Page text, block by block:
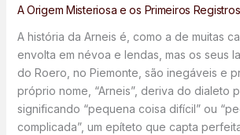
A Origem Misteriosa e os Primeiros
A história da Arneis é, como a de muitas
envolta em névoa e lendas, mas os seus
do Roero, no Piemonte, são inegáveis e
próprio nome, “Arneis”, deriva do dialeto
significando “pequena coisa difícil” ou
complicada”, um epíteto que capta